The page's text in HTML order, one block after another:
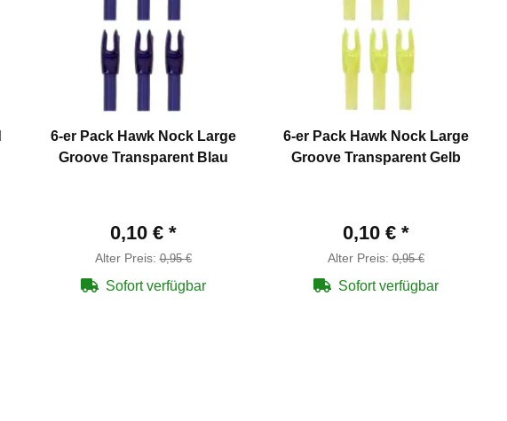
6-er Pack Hawk Nock Large
Groove Transparent Blau
0,10 € *
Alter Preis:0,95 €
Sofort verfügbar
6-er Pack Hawk Nock Large
Groove Transparent Gelb
0,10 € *
Alter Preis:0,95 €
Sofort verfügbar